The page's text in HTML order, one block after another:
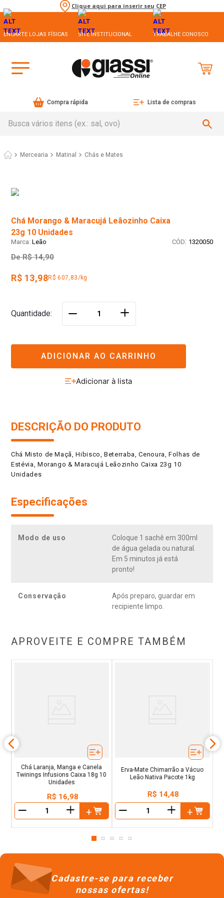
Clique aqui para inserir seu CEP
ENCARTE LOJAS FÍSICAS SITE INSTITUCIONAL TRABALHE CONOSCO
Compra rápida Lista de compras
Mercearia Matinal Chás e Mates
Chá Morango & Maracujá Leãozinho Caixa
23g 10 Unidades
Leão : 1320050
De R$ 14,90
R$ 13,98R$ 607,83/kg
Quantidade ＋
ADICIONAR AO CARRINHO
DESCRIÇÃO DO PRODUTO
Chá Misto de Maçã, Hibisco, Beterraba, Cenoura, Folhas de
Estévia, Morango & Maracujá Leãozinho Caixa 23g 10
Unidades
Especificações
Modo de uso
Coloque 1 sachê em 300ml
de água gelada ou natural.
Em 5 minutos já está
pronto!
Conservação
Após preparo, guardar em
recipiente limpo.
APROVEITE E COMPRE TAMBÉM
Chá Laranja, Manga e Canela
Twinings Infusions Caixa 18g 10
Unidades
R$ 16,98
＋
Erva-Mate Chimarrão a Vácuo
Leão Nativa Pacote 1kg
R$ 14,48
＋
Cadastre-se para receber
nossas ofertas!